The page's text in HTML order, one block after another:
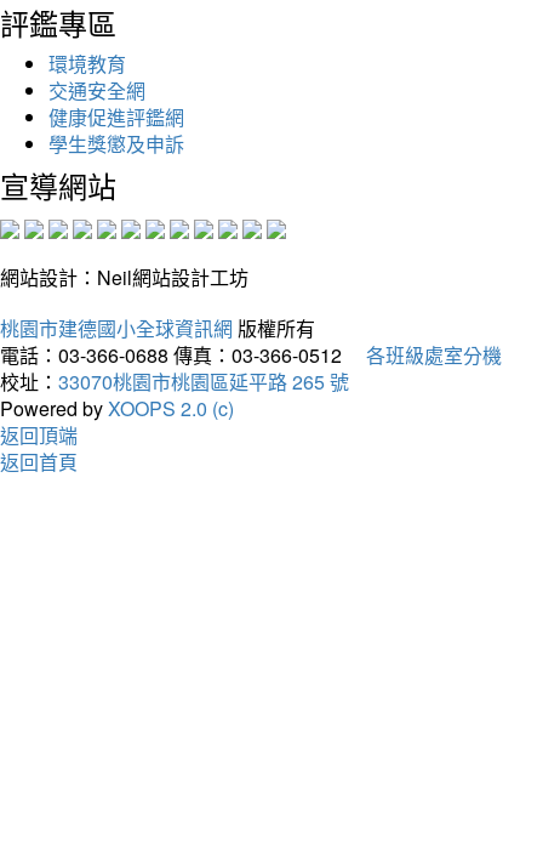
評鑑專區
環境教育
交通安全網
健康促進評鑑網
學生獎懲及申訴
宣導網站
網站設計：Neil網站設計工坊
桃園市建德國小全球資訊網 版權所有
電話：03-366-0688 傳真：03-366-0512
各班級處室分機
校址： 33070桃園市桃園區延平路 265 號
Powered byXOOPS 2.0 (c)
返回頂端
返回首頁